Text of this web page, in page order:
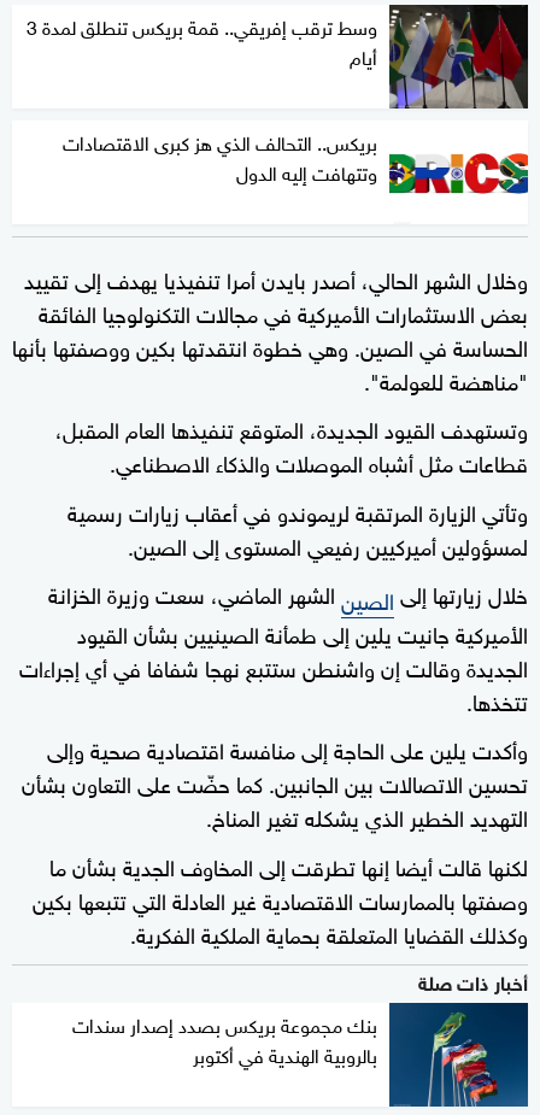
وسط ترقب إفريقي.. قمة بريكس تنطلق لمدة 3
أيام
بريكس.. التحالف الذي هز كبرى الاقتصادات
وتتهافت إليه الدول
وخلال الشهر الحالي، أصدر بايدن أمرا تنفيذيا يهدف إلى تقييد
بعض الاستثمارات الأميركية في مجالات التكنولوجيا الفائقة
الحساسة في الصين. وهي خطوة انتقدتها بكين ووصفتها بأنها
"مناهضة للعولمة".
وتستهدف القيود الجديدة، المتوقع تنفيذها العام المقبل،
قطاعات مثل أشباه الموصلات والذكاء الاصطناعي.
وتأتي الزيارة المرتقبة لريموندو في أعقاب زيارات رسمية
لمسؤولين أميركيين رفيعي المستوى إلى الصين.
خلال زيارتها إلىالصينالشهر الماضي، سعت وزيرة الخزانة
الأميركية جانيت يلين إلى طمأنة الصينيين بشأن القيود
الجديدة وقالت إن واشنطن ستتبع نهجا شفافا في أي إجراءات
تتخذها.
وأكدت يلين على الحاجة إلى منافسة اقتصادية صحية وإلى
تحسين الاتصالات بين الجانبين. كما حضّت على التعاون بشأن
التهديد الخطير الذي يشكله تغير المناخ.
لكنها قالت أيضا إنها تطرقت إلى المخاوف الجدية بشأن ما
وصفتها بالممارسات الاقتصادية غير العادلة التي تتبعها بكين
وكذلك القضايا المتعلقة بحماية الملكية الفكرية.
أخبار ذات صلة
بنك مجموعة بريكس بصدد إصدار سندات
بالروبية الهندية في أكتوبر